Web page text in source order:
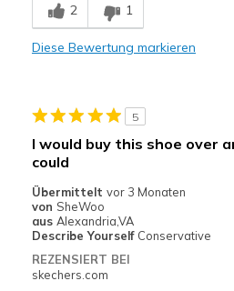
Stylish
Casual Wear
Going Out
Width
Feels too
Sizing
View On Shoes
2 1
Diese Bewertung markieren
5
I would buy this shoe over
could
Übermittelt vor 3 Monaten
von SheWoo
aus Alexandria,VA
Describe Yourself Conservative
REZENSIERT BEI
skechers.com